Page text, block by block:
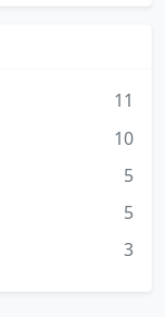
11
10
5
5
3